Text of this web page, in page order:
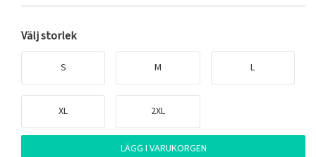
Välj storlek
S M L
XL 2XL
LÄGG I VARUKORGEN